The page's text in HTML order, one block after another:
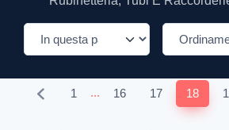
1 ... 16 17 18